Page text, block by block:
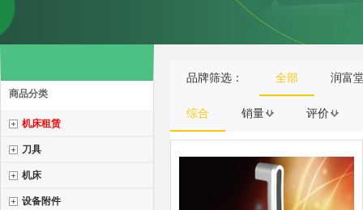
商品分类
机床租赁
刀具
机床
设备附件
品牌筛选： 全部 润富
综合 销量 评价